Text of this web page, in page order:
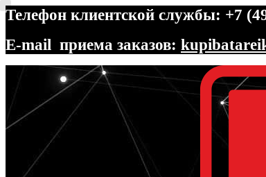
Телефон клиентской службы: +7
E-mail приема заказов:
Перейти
навигации
Перейти
содержимому